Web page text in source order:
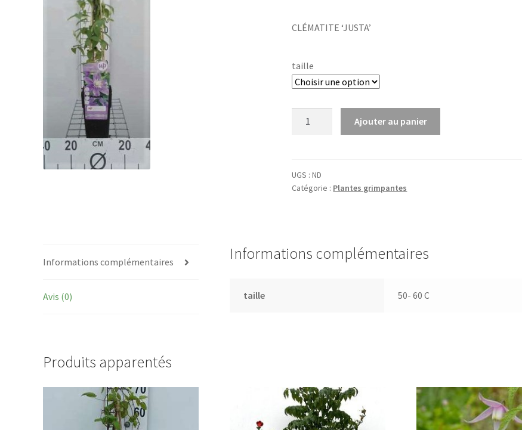
CLÉMATITE ‘JUSTA’
taille
'Justa'
Ajouter au panier
UGS :ND
Catégorie : Plantes grimpantes
Informations complémentaires
Avis (0)
Informations complémentaires
taille 50- 60 C
Produits apparentés